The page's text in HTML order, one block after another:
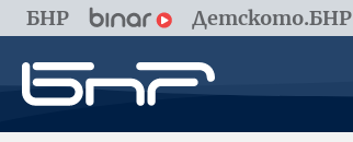
БНР Детското.БНР